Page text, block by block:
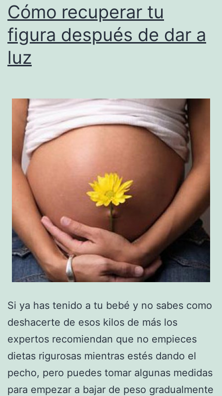
Cómo recuperar tu
figura después de dar a
luz
Si ya has tenido a tu bebé y no sabes como
deshacerte de esos kilos de más los
expertos recomiendan que no empieces
dietas rigurosas mientras estés dando el
pecho, pero puedes tomar algunas medidas
para empezar a bajar de peso gradualmente